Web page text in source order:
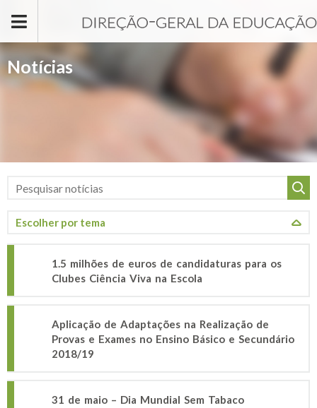
Notícias
1.5 milhões de euros de candidaturas para os
Clubes Ciência Viva na Escola
Aplicação de Adaptações na Realização de
Provas e Exames no Ensino Básico e Secundário
2018/19
31 de maio – Dia Mundial Sem Tabaco